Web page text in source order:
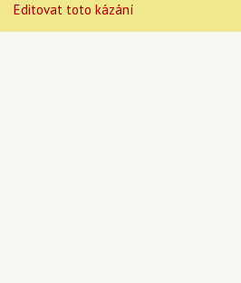
Editovat toto kázání